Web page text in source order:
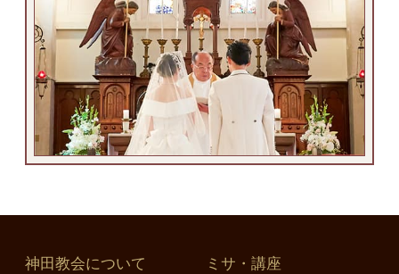
神田教会について ミサ・講座